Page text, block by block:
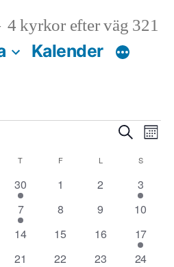
4 kyrkor efter väg 321
Kalender
and
Sök Månad
T TORSDAGFFREDAG L S
1
evenemang
30
0
1
0
evenemang
2
1
3
1
evenemang
7
0
8
0
9
0
10
0
14
0
15
0
evenemang
16
1
17
2
21
0
22
0
23
1
24